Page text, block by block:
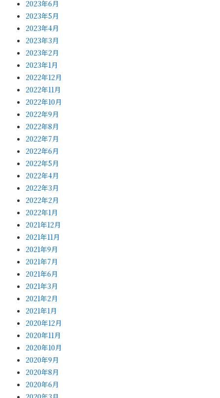
2023年6月
2023年5月
2023年4月
2023年3月
2023年2月
2023年1月
2022年12月
2022年11月
2022年10月
2022年9月
2022年8月
2022年7月
2022年6月
2022年5月
2022年4月
2022年3月
2022年2月
2022年1月
2021年12月
2021年11月
2021年9月
2021年7月
2021年6月
2021年3月
2021年2月
2021年1月
2020年12月
2020年11月
2020年10月
2020年9月
2020年8月
2020年6月